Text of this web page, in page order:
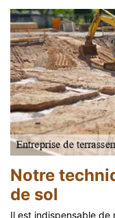
Notre
de sol
Il est indispensable de